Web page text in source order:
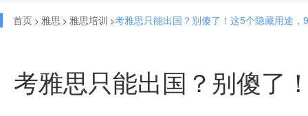
首页 > 雅思 > 雅思培训 >考雅思只能出国？别傻了！这5个隐藏用途，
考雅思只能出国？别傻了